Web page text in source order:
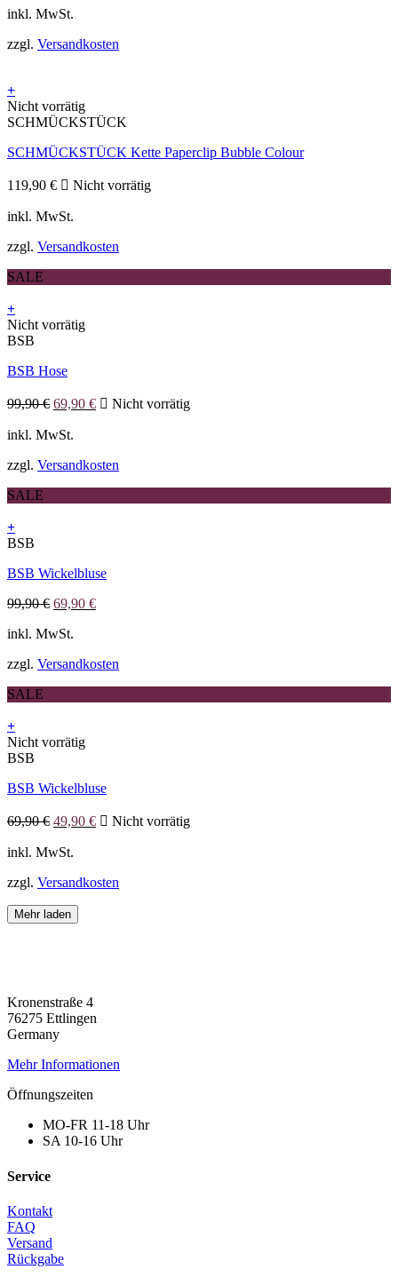
inkl. MwSt.
zzgl. Versandkosten
+
Nicht vorrätig
SCHMÜCKSTÜCK
SCHMÜCKSTÜCK Kette Paperclip Bubble Colour
119,90 € Nicht vorrätig
inkl. MwSt.
zzgl. Versandkosten
SALE
+
Dieses
Produkt
mehrere
auf.
Optionen
auf
der
Produktseite
werden
Nicht vorrätig
BSB
BSB Hose
99,90€ Ursprünglicher
war:
69,90 €Aktueller
Nicht vorrätig
inkl. MwSt.
zzgl. Versandkosten
SALE
+
BSB
BSB Wickelbluse
99,90€ Ursprünglicher
war:
69,90 €Aktueller
inkl. MwSt.
zzgl. Versandkosten
SALE
+
Dieses
Produkt
mehrere
auf.
Optionen
auf
der
Produktseite
Nicht vorrätig
BSB
BSB Wickelbluse
69,90€ Ursprünglicher
war:
49,90 €Aktueller
Nicht vorrätig
inkl. MwSt.
zzgl. Versandkosten
Mehr laden
Kronenstraße 4
76275 Ettlingen
Germany
Mehr Informationen
Öffnungszeiten
MO-FR 11-18 Uhr
SA 10-16 Uhr
Service
Kontakt
FAQ
Versand
Rückgabe